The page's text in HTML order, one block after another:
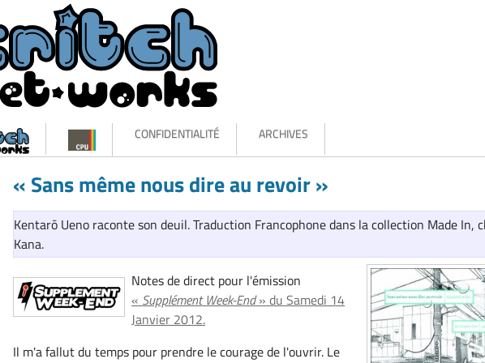
CONFIDENTIALITÉ ARCHIVES
« Sans même nous dire au revoir »
Kentarō Ueno raconte son deuil. Traduction Francophone dans la collection Made In,
Kana.
Notes de direct pour l'émission
« Supplément Week-End» du Samedi 14
Janvier 2012.
Il m'a fallut du temps pour prendre le courage de l'ouvrir. Le